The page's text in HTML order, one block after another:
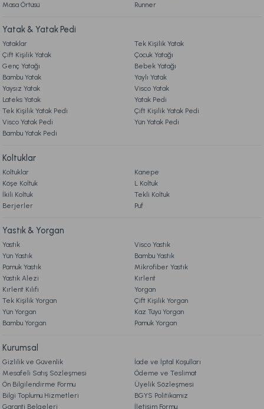
Masa Örtüsü
Runner
Yatak & Yatak Pedi
Yataklar
Tek Kişilik Yatak
Çift Kişilik Yatak
Çocuk Yatağı
Genç Yatağı
Bebek Yatağı
Bambu Yatak
Yaylı Yatak
Yaysız Yatak
Visco Yatak
Lateks Yatak
Yatak Pedi
Tek Kişilik Yatak Pedi
Çift Kişilik Yatak Pedi
Visco Yatak Pedi
Yün Yatak Pedi
Bambu Yatak Pedi
Koltuklar
Koltuklar
Kanepe
Köşe Koltuk
L Koltuk
İkili Koltuk
Tekli Koltuk
Berjerler
Puf
Yastık & Yorgan
Yastık
Visco Yastık
Yün Yastık
Bambu Yastık
Pamuk Yastık
Mikrofiber Yastık
Yastık Alezi
Kırlent
Kırlent Kılıfı
Yorgan
Tek Kişilik Yorgan
Çift Kişilik Yorgan
Yün Yorgan
Kaz Tüyü Yorgan
Bambu Yorgan
Pamuk Yorgan
Kurumsal
Gizlilik ve Güvenlik
İade ve İptal Koşulları
Mesafeli Satış Sözleşmesi
Ödeme ve Teslimat
Ön Bilgilendirme Formu
Üyelik Sözleşmesi
Bilgi Toplumu Hizmetleri
BGYS Politikamız
Garanti Belgeleri
İletişim Formu